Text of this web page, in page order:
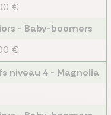
€
- Baby-boomers
€
niveau 4 - Magnolia